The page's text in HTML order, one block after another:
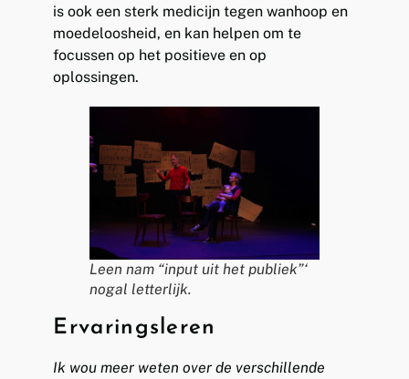
is ook een sterk medicijn tegen wanhoop en
moedeloosheid, en kan helpen om te
focussen op het positieve en op
oplossingen.
Leen nam “input uit het publiek”‘
nogal letterlijk.
Ervaringsleren
Ik wou meer weten over de verschillende